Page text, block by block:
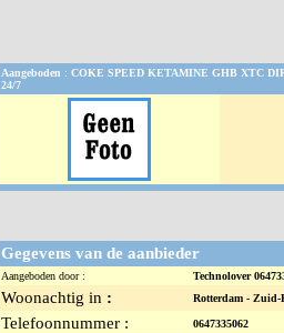
Aangeboden : COKE SPEED KETAMINE GHB XTC
24/7
Gegevens van de aanbieder
Aangeboden door : Technolover
Woonachtig in : Rotterdam - Zuid-
Telefoonnummer : 0647335062